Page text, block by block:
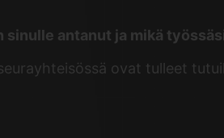
antanut ja mikä
ovat tulleet